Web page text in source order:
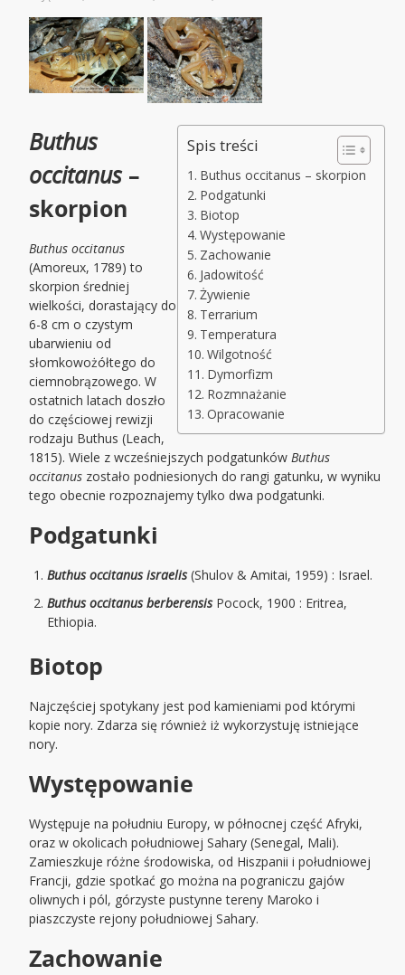
Spis treści
Buthus occitanus – skorpion
Podgatunki
Biotop
Występowanie
Zachowanie
Jadowitość
Żywienie
Terrarium
Temperatura
Wilgotność
Dymorfizm
Rozmnażanie
Opracowanie
Buthus
occitanus–
skorpion
Buthus occitanus
(Amoreux, 1789) to
skorpion średniej
wielkości, dorastający do
6-8 cm o czystym
ubarwieniu od
słomkowożółtego do
ciemnobrązowego. W
ostatnich latach doszło
do częściowej rewizji
rodzaju Buthus (Leach,
1815). Wiele z wcześniejszych podgatunkówButhus
occitanus zostało podniesionych do rangi gatunku, w wyniku
tego obecnie rozpoznajemy tylko dwa podgatunki.
Podgatunki
Buthus occitanus israelis(Shulov & Amitai, 1959) : Israel.
Buthus occitanus berberensisPocock, 1900 : Eritrea,
Ethiopia.
Biotop
Najczęściej spotykany jest pod kamieniami pod którymi
kopie nory. Zdarza się również iż wykorzystuję istniejące
nory.
Występowanie
Występuje na południu Europy, w północnej część Afryki,
oraz w okolicach południowej Sahary (Senegal, Mali).
Zamieszkuje różne środowiska, od Hiszpanii i południowej
Francji, gdzie spotkać go można na pograniczu gajów
oliwnych i pól, górzyste pustynne tereny Maroko i
piaszczyste rejony południowej Sahary.
Zachowanie